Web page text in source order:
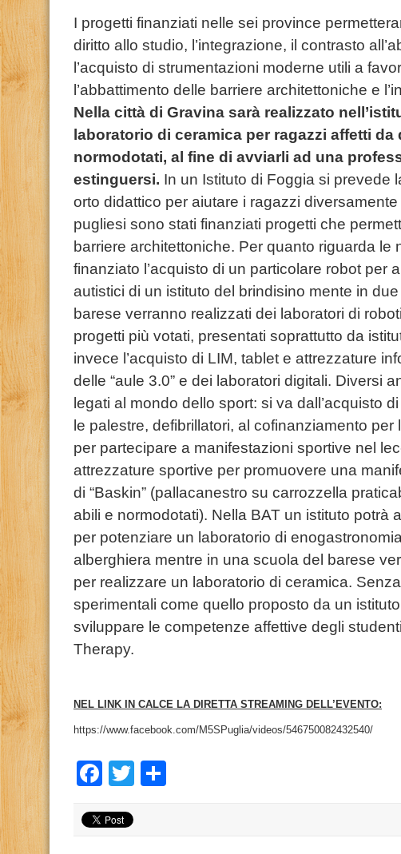
I progetti finanziati nelle sei province
diritto allo studio, l’integrazione, il contrasto
l’acquisto di strumentazioni moderne utili a
l’abbattimento delle barriere architettoniche e
Nella città di Gravina sarà realizzato
laboratorio di ceramica per ragazzi affetti da
normodotati, al fine di avviarli ad una
estinguersi. In un Istituto di Foggia si prevede
orto didattico per aiutare i ragazzi diversamente
pugliesi sono stati finanziati progetti che
barriere architettoniche. Per quanto riguarda le
finanziato l’acquisto di un particolare robot per
autistici di un istituto del brindisino mente in
barese verranno realizzati dei laboratori di
progetti più votati, presentati soprattutto da
invece l’acquisto di LIM, tablet e attrezzature
delle “aule 3.0” e dei laboratori digitali. Diversi
legati al mondo dello sport: si va dall’acquisto
le palestre, defibrillatori, al cofinanziamento per
per partecipare a manifestazioni sportive nel
attrezzature sportive per promuovere una
di “Baskin” (pallacanestro su carrozzella
abili e normodotati). Nella BAT un istituto potrà
per potenziare un laboratorio di
alberghiera mentre in una scuola del barese
per realizzare un laboratorio di ceramica.
sperimentali come quello proposto da un
sviluppare le competenze affettive degli
Therapy.
NEL LINK IN CALCE LA DIRETTA STREAMING DELL’EVENTO:
https://www.facebook.com/M5SPuglia/videos/546750082432540/
Facebook
Twitter